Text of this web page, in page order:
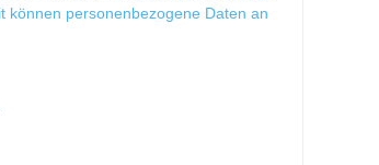
können personenbezogene Daten an